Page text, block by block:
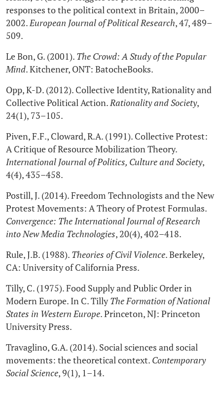
responses to the political context in Britain, 2000–
2002.European Journal of Political Research, 47, 489–
509.
Le Bon, G. (2001). The Crowd: A Study of the Popular
Mind. Kitchener, ONT: BatocheBooks.
Opp, K-D. (2012). Collective Identity, Rationality and
Collective Political Action.Rationality and Society,
24(1), 73–105.
Piven, F.F., Cloward, R.A. (1991). Collective Protest:
A Critique of Resource Mobilization Theory.
International Journal of Politics, Culture and Society,
4(4), 435–458.
Postill, J. (2014). Freedom Technologists and the New
Protest Movements: A Theory of Protest Formulas.
Convergence: The International Journal of Research
into New Media Technologies, 20(4), 402–418.
Rule, J.B. (1988). Theories of Civil Violence. Berkeley,
CA: University of California Press.
Tilly, C. (1975). Food Supply and Public Order in
Modern Europe. In C. TillyThe Formation of National
States in Western Europe. Princeton, NJ: Princeton
University Press.
Travaglino, G.A. (2014). Social sciences and social
movements: the theoretical context. Contemporary
Social Science, 9(1), 1–14.